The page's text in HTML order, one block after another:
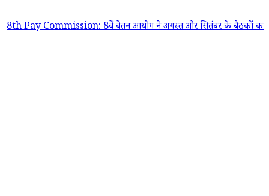
Commission: 8वें वेतन आयोग ने अगस्त और सितंबर के बैठकों का शेड्यूल